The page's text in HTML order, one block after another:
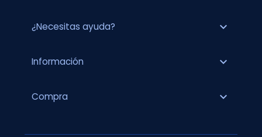
¿Necesitas ayuda? expand_more
Información expand_more
Compra expand_more